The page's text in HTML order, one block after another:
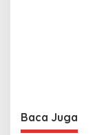
Baca Juga